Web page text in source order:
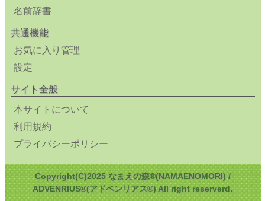
名前辞書
共通機能
お気に入り管理
設定
サイト全般
本サイトについて
利用規約
プライバシーポリシー
Copyright(C)2025 なまえの森®(NAMAENOMORI) /
ADVENRIUS®(アドベンリアス®) All right reserverd.